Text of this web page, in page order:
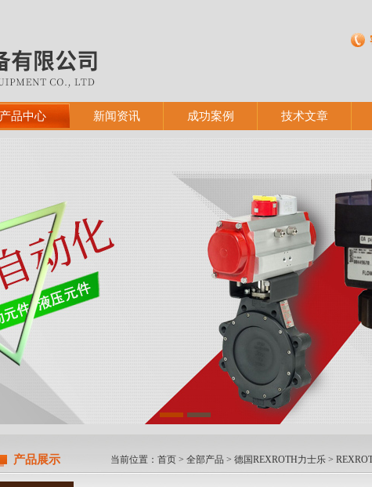
产品中心 新闻资讯 成功案例 技术文章
产品展示 当前位置： 首页 > 全部产品 > 德国REXROTH力士乐 >